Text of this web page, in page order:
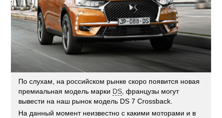
По слухам, на российском рынке скоро появится новая
премиальная модель марки DS , французы могут
вывести на наш рынок модель DS 7 Crossback.
На данный момент неизвестно с какими моторами и в